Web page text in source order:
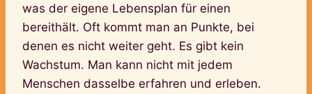
was der eigene Lebensplan für einen
bereithält. Oft kommt man an Punkte, bei
denen es nicht weiter geht. Es gibt kein
Wachstum. Man kann nicht mit jedem
Menschen dasselbe erfahren und erleben.